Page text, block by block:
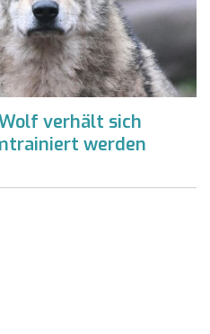
verhält sich
werden